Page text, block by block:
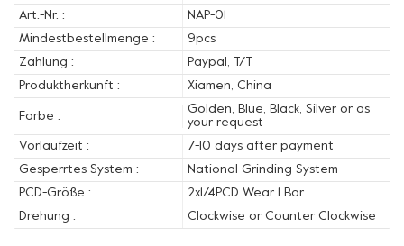
Art.-Nr. :
NAP-01
Mindestbestellmenge :
9pcs
Zahlung :
Paypal, T/T
Produktherkunft :
Xiamen, China
Farbe :
Golden, Blue, Black, Silver or as
your request
Vorlaufzeit :
7-10 days after payment
Gesperrtes System :
National Grinding System
PCD-Größe :
2x1/4PCD Wear 1 Bar
Drehung :
Clockwise or Counter Clockwise